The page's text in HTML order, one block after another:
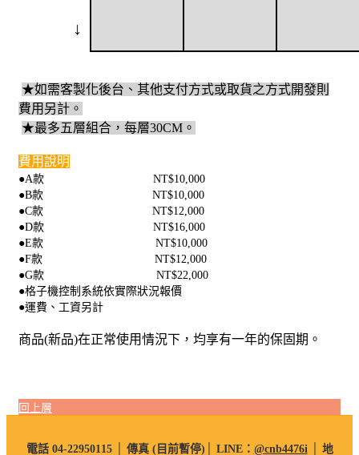
★如需客製化後台、其他支付方式或取貨之方式開發則
費用另計。
★最多五層組合，每層30CM。
費用說明
●A款 NT$10,000
●B款 NT$10,000
●C款 NT$12,000
●D款 NT$16,000
●E款 NT$10,000
●F款 NT$12,000
●G款 NT$22,000
●格子機控制系統依實際狀況報價
●運費、工資另計
商品(新品)在正常使用情況下，均享有一年的保固期。
回上層
電話 04-22950115 │ 傳真 (目前暫停)│ LINE： @cnb4476i│ 地